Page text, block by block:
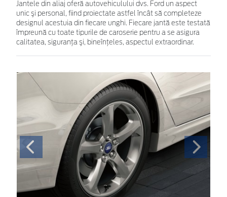
Jantele din aliaj oferă autovehiculului dvs. Ford un aspect
unic şi personal, fiind proiectate astfel încât să completeze
designul acestuia din fiecare unghi. Fiecare jantă este testată
împreună cu toate tipurile de caroserie pentru a se asigura
calitatea, siguranţa şi, bineînţeles, aspectul extraordinar.